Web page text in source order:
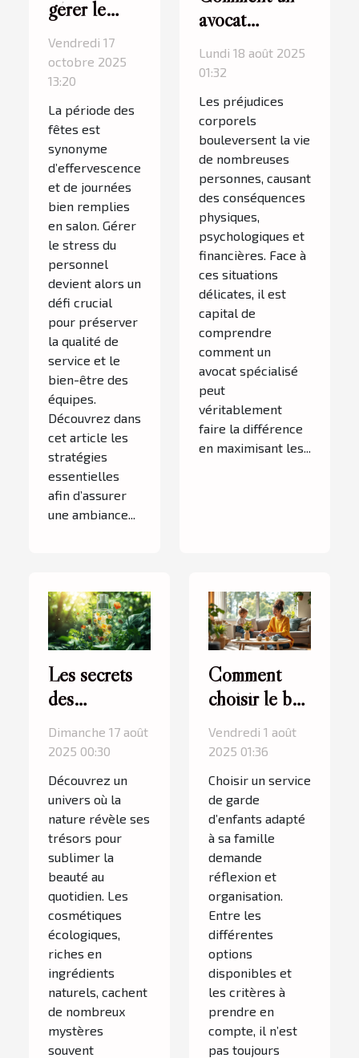
gérer le
stress du
personnel
en salon
durant les
fêtes ?
Vendredi 17
octobre 2025
13:20
La période des
fêtes est
synonyme
d’effervescence
et de journées
bien remplies
en salon. Gérer
le stress du
personnel
devient alors un
défi crucial
pour préserver
la qualité de
service et le
bien-être des
équipes.
Découvrez dans
cet article les
stratégies
essentielles
afin d’assurer
une ambiance...
avocat
spécialisé en
préjudices
corporels
maximise-t-il
les
indemnisations
?
Lundi 18 août 2025
01:32
Les préjudices
corporels
bouleversent la vie
de nombreuses
personnes, causant
des conséquences
physiques,
psychologiques et
financières. Face à
ces situations
délicates, il est
capital de
comprendre
comment un
avocat spécialisé
peut
véritablement
faire la différence
en maximisant les...
Les secrets
des
ingrédients
naturels dans
les
cosmétiques
écologiques
Dimanche 17 août
2025 00:30
Découvrez un
univers où la
nature révèle ses
trésors pour
sublimer la
beauté au
quotidien. Les
cosmétiques
écologiques,
riches en
ingrédients
naturels, cachent
de nombreux
mystères
souvent
Comment
choisir le bon
service de
garde
d'enfants
pour votre
famille ?
Vendredi 1 août
2025 01:36
Choisir un service
de garde
d’enfants adapté
à sa famille
demande
réflexion et
organisation.
Entre les
différentes
options
disponibles et
les critères à
prendre en
compte, il n’est
pas toujours